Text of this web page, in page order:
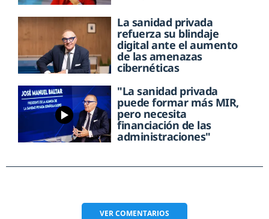
La sanidad privada
refuerza su blindaje
digital ante el aumento
de las amenazas
cibernéticas
"La sanidad privada
puede formar más MIR,
pero necesita
financiación de las
administraciones"
VERCOMENTARIOS